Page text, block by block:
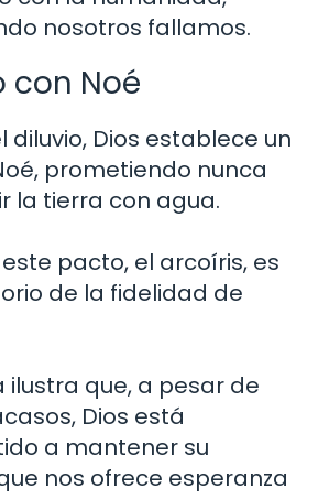
nosotros fallamos.
con Noé
diluvio, Dios establece un
prometiendo nunca
la tierra con agua.
pacto, el arcoíris, es
de la fidelidad de
ilustra que, a pesar de
Dios está
a mantener su
nos ofrece esperanza